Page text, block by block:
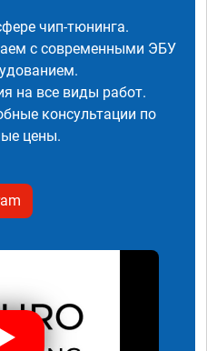
чип-тюнинга.
с современными ЭБУ
на все виды работ.
консультации по
цены.